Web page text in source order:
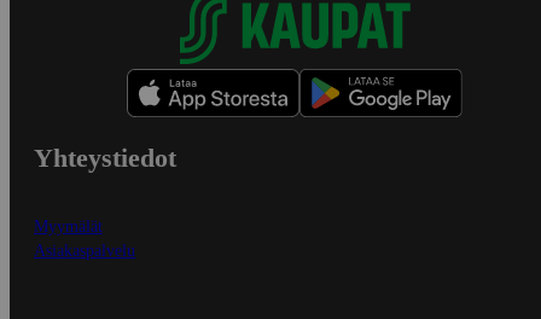
Yhteystiedot
Myymälät
Asiakaspalvelu